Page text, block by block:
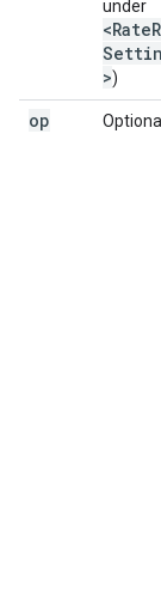
under
>)
op Optional